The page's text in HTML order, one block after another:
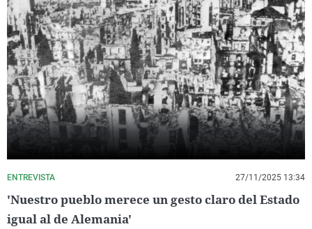
ENTREVISTA 27/11/2025 13:34
'Nuestro pueblo merece un gesto claro del Estado
igual al de Alemania'